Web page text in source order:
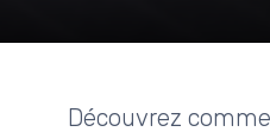
Découvrez